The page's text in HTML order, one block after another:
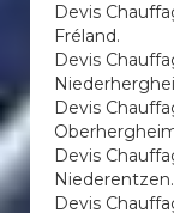
Devis
Fréland.
Devis
Devis
Devis
Niederentzen.
Devis